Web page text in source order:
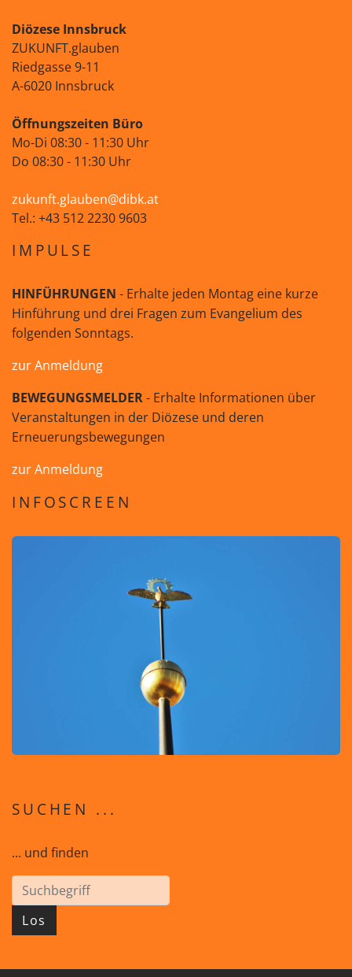
Diözese Innsbruck
ZUKUNFT.glauben
Riedgasse 9-11
A-6020 Innsbruck
Öffnungszeiten Büro
Mo-Di 08:30 - 11:30 Uhr
Do 08:30 - 11:30 Uhr
zukunft.glauben@dibk.at
Tel.: +43 512 2230 9603
IMPULSE
HINFÜHRUNGEN - Erhalte jeden Montag eine kurze
Hinführung und drei Fragen zum Evangelium des
folgenden Sonntags.
zur Anmeldung
BEWEGUNGSMELDER- Erhalte Informationen über
Veranstaltungen in der Diözese und deren
Erneuerungsbewegungen
zur Anmeldung
INFOSCREEN
SUCHEN ...
... und finden
Los